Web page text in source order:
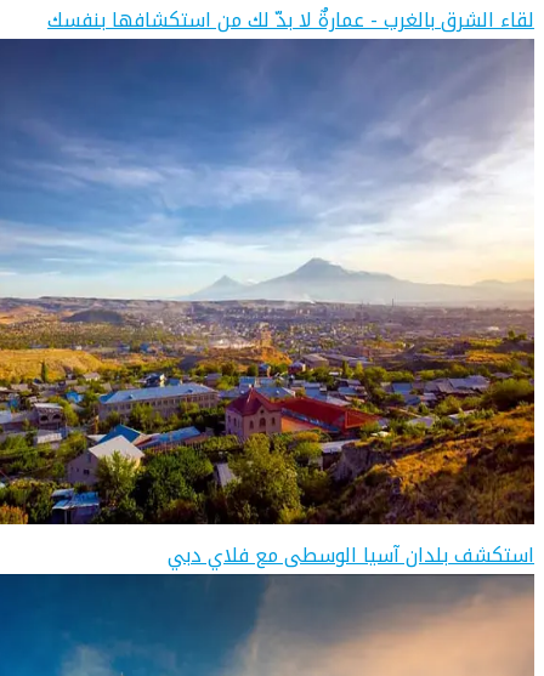
لقاء الشرق بالغرب - عمارةٌ لا بدّ لك من استكشافها بنفسك
استكشف بلدان آسيا الوسطى مع فلاي دبي